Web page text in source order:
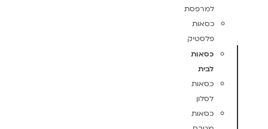
למרפסת
כסאות
פלסטיק
כסאות
לבית
כסאות
לסלון
כסאות